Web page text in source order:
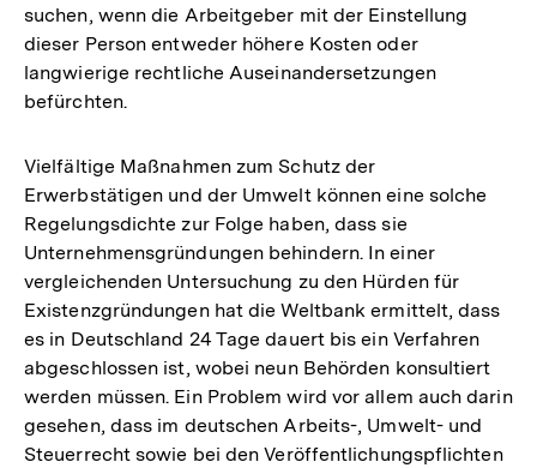
suchen, wenn die Arbeitgeber mit der Einstellung
dieser Person entweder höhere Kosten oder
langwierige rechtliche Auseinandersetzungen
befürchten.
Vielfältige Maßnahmen zum Schutz der
Erwerbstätigen und der Umwelt können eine solche
Regelungsdichte zur Folge haben, dass sie
Unternehmensgründungen behindern. In einer
vergleichenden Untersuchung zu den Hürden für
Existenzgründungen hat die Weltbank ermittelt, dass
es in Deutschland 24 Tage dauert bis ein Verfahren
abgeschlossen ist, wobei neun Behörden konsultiert
werden müssen. Ein Problem wird vor allem auch darin
gesehen, dass im deutschen Arbeits-, Umwelt- und
Steuerrecht sowie bei den Veröffentlichungspflichten